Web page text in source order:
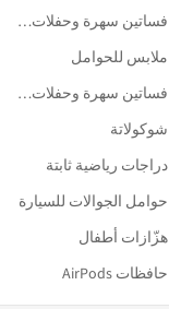
فساتين سهرة وحفلات تخرج
ملابس للحوامل
فساتين سهرة وحفلات تخرج الأطفال
شوكولاتة
دراجات رياضية ثابتة
حوامل الجوالات للسيارة
هزّازات أطفال
حافظات AirPods